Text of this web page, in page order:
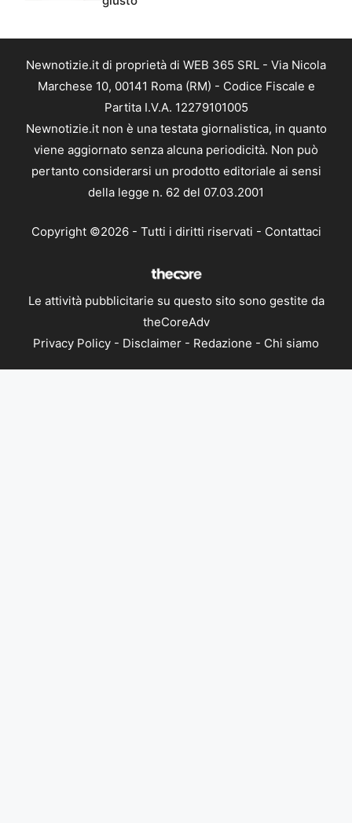
Newnotizie.it di proprietà di WEB 365 SRL - Via Nicola
Marchese 10, 00141 Roma (RM) - Codice Fiscale e
Partita I.V.A. 12279101005
Newnotizie.it non è una testata giornalistica, in quanto
viene aggiornato senza alcuna periodicità. Non può
pertanto considerarsi un prodotto editoriale ai sensi
della legge n. 62 del 07.03.2001
Copyright ©2026 - Tutti i diritti riservati - Contattaci
Le attività pubblicitarie su questo sito sono gestite da
theCoreAdv
Privacy Policy - Disclaimer - Redazione - Chi siamo